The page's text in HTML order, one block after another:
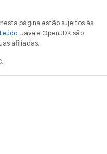
página estão sujeitos às
. Java e OpenJDK são
afiliadas.